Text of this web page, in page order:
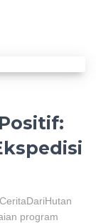
program